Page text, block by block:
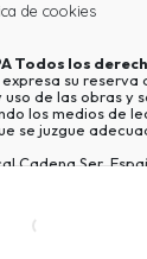
de cookies
Todos los
expresa su
de las obras y
los medios de
se juzgue
Cadena Ser,